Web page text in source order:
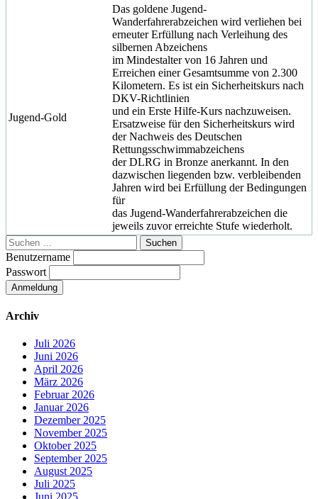
Jugend-Gold
Das goldene Jugend-
Wanderfahrerabzeichen wird verliehen bei
erneuter Erfüllung nach Verleihung des
silbernen Abzeichens
im Mindestalter von 16 Jahren und
Erreichen einer Gesamtsumme von 2.300
Kilometern. Es ist ein Sicherheitskurs nach
DKV-Richtlinien
und ein Erste Hilfe-Kurs nachzuweisen.
Ersatzweise für den Sicherheitskurs wird
der Nachweis des Deutschen
Rettungsschwimmabzeichens
der DLRG in Bronze anerkannt. In den
dazwischen liegenden bzw. verbleibenden
Jahren wird bei Erfüllung der Bedingungen
für
das Jugend-Wanderfahrerabzeichen die
jeweils zuvor erreichte Stufe wiederholt.
Suchen
nach:
Benutzername
Passwort
Archiv
Juli 2026
Juni 2026
April 2026
März 2026
Februar 2026
Januar 2026
Dezember 2025
November 2025
Oktober 2025
September 2025
August 2025
Juli 2025